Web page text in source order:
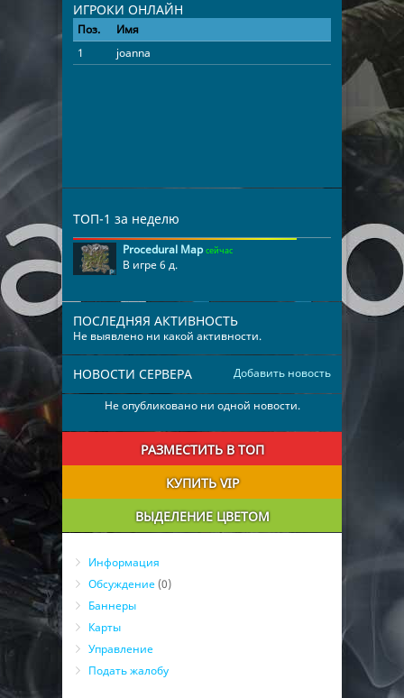
ИГРОКИ ОНЛАЙН
Поз. Имя
Время
1
joanna 00:37:26
ТОП-1 за неделю
Procedural Map сейчас
В игре 6 д.
ПОСЛЕДНЯЯ АКТИВНОСТЬ
Не выявлено ни какой активности.
Добавить новость
НОВОСТИ СЕРВЕРА
Не опубликовано ни одной новости.
РАЗМЕСТИТЬ В ТОП
КУПИТЬ VIP
ВЫДЕЛЕНИЕ ЦВЕТОМ
Информация
Обсуждение (0)
Баннеры
Карты
Управление
Подать жалобу